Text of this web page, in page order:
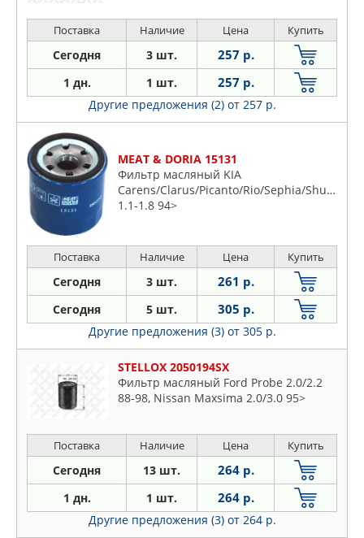
Поставка Наличие Цена Купить
Сегодня 3 шт. 257 р.
1 дн. 1 шт. 257 р.
Другие предложения (2) от 257 р.
MEAT & DORIA 15131
Фильтр масляный KIA
Carens/Clarus/Picanto/Rio/Sephia/Shuma
1.1-1.8 94>
Поставка Наличие Цена Купить
Сегодня 3 шт. 261 р.
Сегодня 5 шт. 305 р.
Другие предложения (3) от 305 р.
STELLOX 2050194SX
Фильтр масляный Ford Probe 2.0/2.2
88-98, Nissan Maxsima 2.0/3.0 95>
Поставка Наличие Цена Купить
Сегодня 13 шт. 264 р.
1 дн. 1 шт. 264 р.
Другие предложения (3) от 264 р.